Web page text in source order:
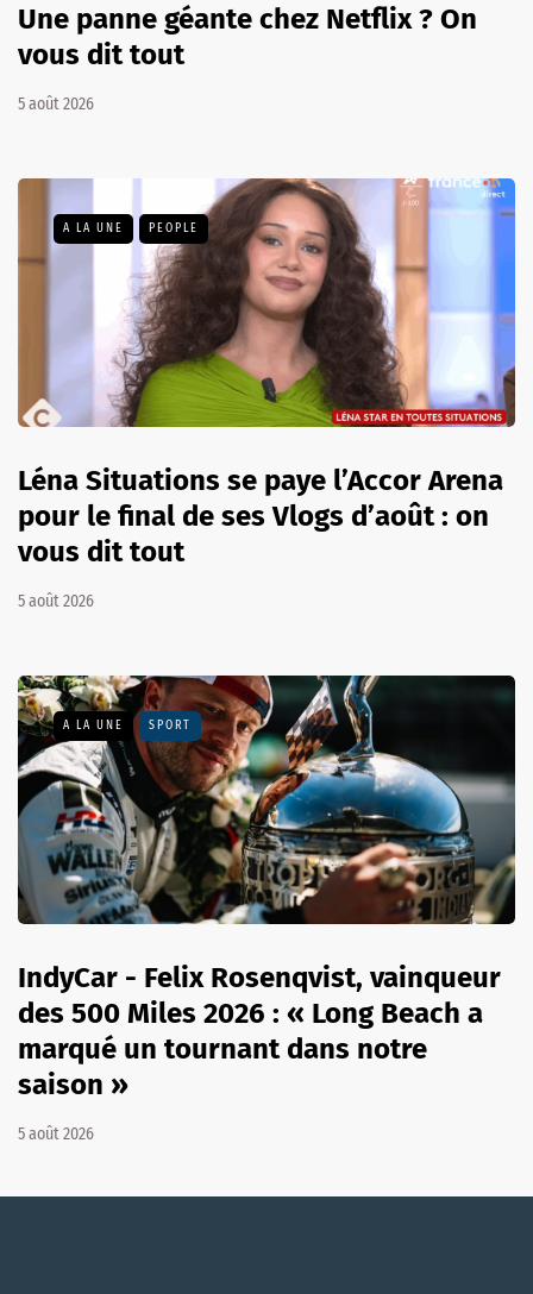
Une panne géante chez Netflix ? On
vous dit tout
5 août 2026
A LA UNE PEOPLE
Léna Situations se paye l’Accor Arena
pour le final de ses Vlogs d’août : on
vous dit tout
5 août 2026
A LA UNE SPORT
IndyCar - Felix Rosenqvist, vainqueur
des 500 Miles 2026 : « Long Beach a
marqué un tournant dans notre
saison »
5 août 2026